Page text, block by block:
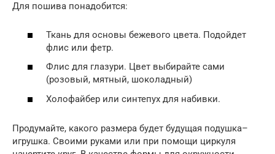
Для пошива понадобится:
Ткань для основы бежевого цвета. Подойдет
флис или фетр.
Флис для глазури. Цвет выбирайте сами
(розовый, мятный, шоколадный)
Холофайбер или синтепух для набивки.
Продумайте, какого размера будет будущая подушка–
игрушка. Своими руками или при помощи циркуля